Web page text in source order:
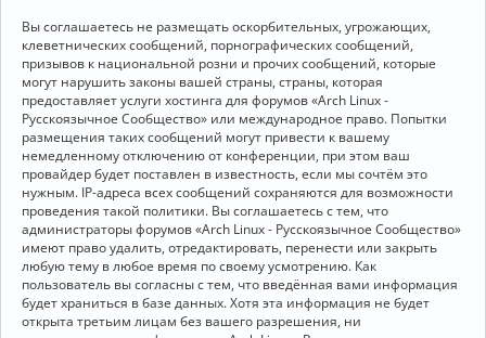
Вы соглашаетесь не размещать оскорбительных, угрожающих,
клеветнических сообщений, порнографических сообщений,
призывов к национальной розни и прочих сообщений, которые
могут нарушить законы вашей страны, страны, которая
предоставляет услуги хостинга для форумов «Arch Linux -
Русскоязычное Сообщество» или международное право. Попытки
размещения таких сообщений могут привести к вашему
немедленному отключению от конференции, при этом ваш
провайдер будет поставлен в известность, если мы сочтём это
нужным. IP-адреса всех сообщений сохраняются для возможности
проведения такой политики. Вы соглашаетесь с тем, что
администраторы форумов «Arch Linux - Русскоязычное Сообщество»
имеют право удалить, отредактировать, перенести или закрыть
любую тему в любое время по своему усмотрению. Как
пользователь вы согласны с тем, что введённая вами информация
будет храниться в базе данных. Хотя эта информация не будет
открыта третьим лицам без вашего разрешения, ни